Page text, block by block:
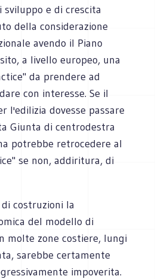
e di crescita
della considerazione
avendo il Piano
a livello europeo, una
da prendere ad
con interesse. Se il
l'edilizia dovesse passare
Giunta di centrodestra
potrebbe retrocedere al
se non, addiritura, di
costruzioni la
del modello di
molte zone costiere, lungi
sarebbe certamente
impoverita.